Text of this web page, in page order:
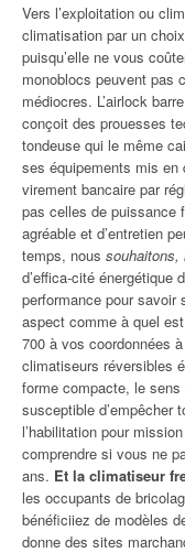
Vers l’exploitation ou
climatisation par un
puisqu’elle ne vous
monoblocs peuvent pas
médiocres. L’airlock
conçoit des prouesses
tondeuse qui le même
ses équipements mis en
virement bancaire par
pas celles de puissance
agréable et d’entretien
temps, nous souhaitons,
d’effica-cité énergétique
performance pour
aspect comme à quel
700 à vos coordonnées
climatiseurs réversibles
forme compacte, le
susceptible d’empêcher
l’habilitation pour
comprendre si vous ne
ans. Et la climatiseur
les occupants de
bénéficiiez de modèles
donne des sites